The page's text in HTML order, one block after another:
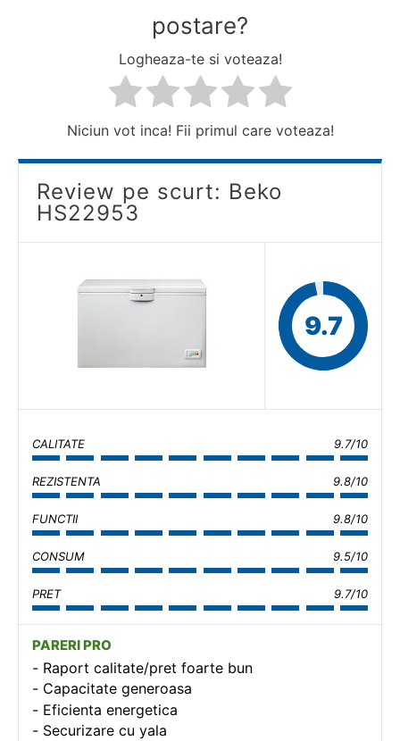
postare?
Logheaza-te si voteaza!
Niciun vot inca! Fii primul care voteaza!
Review pe scurt: Beko
HS22953
9.7
CALITATE 9.7/10
REZISTENTA 9.8/10
FUNCTII 9.8/10
CONSUM 9.5/10
PRET 9.7/10
PARERI PRO
Raport calitate/pret foarte bun
Capacitate generoasa
Eficienta energetica
Securizare cu yala